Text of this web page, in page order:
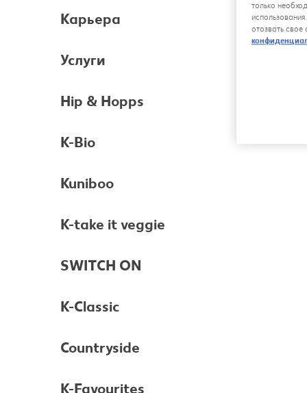
Карьера
Услуги
Hip & Hopps
K-Bio
Kuniboo
K-take it veggie
SWITCH ON
K-Classic
Countryside
K-Favourites
только
отозвать